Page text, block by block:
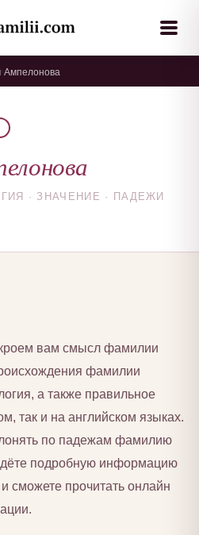
Ампелонова
· ЗНАЧЕНИЕ · ПАДЕЖИ
вам смысл фамилии
фамилии
а также правильное
так и на английском языках.
по падежам фамилию
подробную информацию
сможете прочитать онлайн